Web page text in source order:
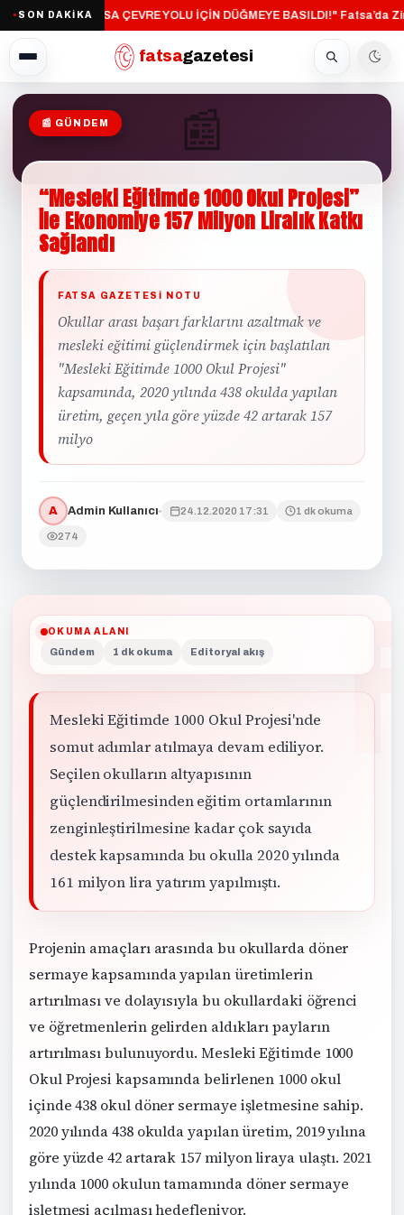
● SON DAKİKA"FATSA ÇEVRE YOLU İÇİN DÜĞMEYE BASILDI!"·Fatsa’da
fatsagazetesi
📰
📰 GÜNDEM
“MeslekiEğitimde1000OkulProjesi”
İle Ekonomiye157Milyon LiralıkKatkı
Sağlandı
FATSA GAZETESI NOTU
Okullar arası başarı farklarını azaltmak ve
mesleki eğitimi güçlendirmek için başlatılan
"Mesleki Eğitimde 1000 Okul Projesi"
kapsamında, 2020 yılında 438 okulda yapılan
üretim, geçen yıla göre yüzde 42 artarak 157
milyo
A Admin Kullanıcı 24.12.2020 17:31 1 dk okuma
274
OKUMA ALANI
Gündem 1 dk okuma Editoryal akış
Mesleki Eğitimde 1000 Okul Projesi'nde
somut adımlar atılmaya devam ediliyor.
Seçilen okulların altyapısının
güçlendirilmesinden eğitim ortamlarının
zenginleştirilmesine kadar çok sayıda
destek kapsamında bu okulla 2020 yılında
161 milyon lira yatırım yapılmıştı.
Projenin amaçları arasında bu okullarda döner
sermaye kapsamında yapılan üretimlerin
artırılması ve dolayısıyla bu okullardaki öğrenci
ve öğretmenlerin gelirden aldıkları payların
artırılması bulunuyordu. Mesleki Eğitimde 1000
Okul Projesi kapsamında belirlenen 1000 okul
içinde 438 okul döner sermaye işletmesine sahip.
2020 yılında 438 okulda yapılan üretim, 2019 yılına
göre yüzde 42 artarak 157 milyon liraya ulaştı. 2021
yılında 1000 okulun tamamında döner sermaye
işletmesi açılması hedefleniyor.